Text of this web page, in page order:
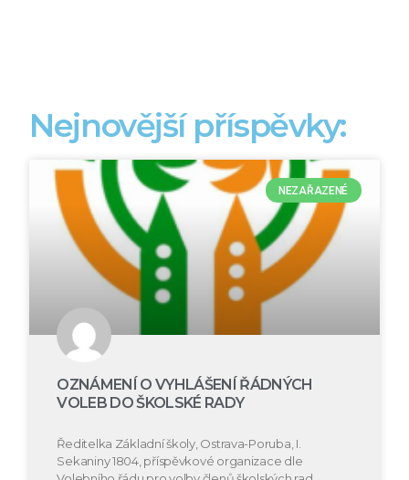
Nejnovější příspěvky:
NEZAŘAZENÉ
OZNÁMENÍ O VYHLÁŠENÍ ŘÁDNÝCH
VOLEB DO ŠKOLSKÉ RADY
Ředitelka Základní školy, Ostrava-Poruba, I.
Sekaniny 1804, příspěvkové organizace dle